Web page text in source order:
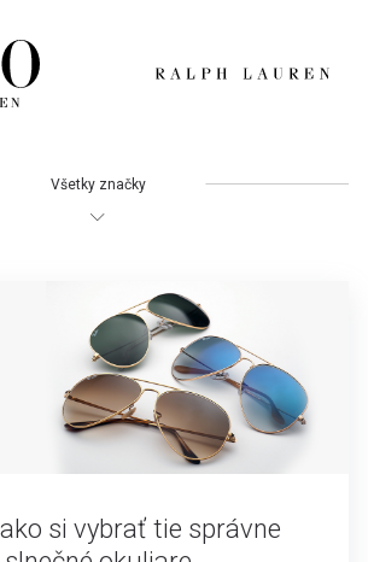
Všetky značky
si vybrať tie správne